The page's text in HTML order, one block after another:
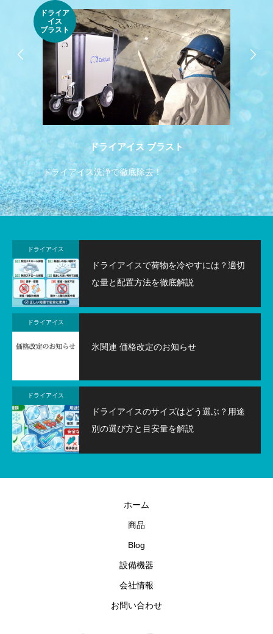
ドライア
イス
ブラスト
ドライアイス ブラスト
ドライアイス洗浄で徹底除去！ 飲
ドライアイス
ドライアイスで荷物を冷やすには？適切
な量と配置方法を徹底解説
ドライアイス
氷関連 価格改定のお知らせ
ドライアイス
ドライアイスのサイズはどう選ぶ？用途
別の選び方と目安量を解説
ホーム
商品
Blog
設備機器
会社情報
お問い合わせ